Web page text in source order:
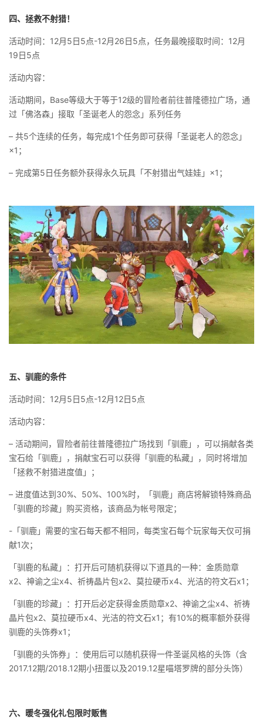
四、拯救不射猎！
活动时间：12月5日5点-12月26日5点，任务最晚接取时间：12月
19日5点
活动内容：
活动期间，Base等级大于等于12级的冒险者前往普隆德拉广场，通
过「佛洛森」接取「圣诞老人的怨念」系列任务
– 共5个连续的任务，每完成1个任务即可获得「圣诞老人的怨念」
×1；
– 完成第5日任务额外获得永久玩具「不射猎出气娃娃」×1；
五、驯鹿的条件
活动时间：12月5日5点-12月12日5点
活动内容：
– 活动期间，冒险者前往普隆德拉广场找到「驯鹿」，可以捐献各类
宝石给「驯鹿」，捐献宝石可以获得「驯鹿的私藏」，同时将增加
「拯救不射猎进度值」；
– 进度值达到30%、50%、100%时，「驯鹿」商店将解锁特殊商品
「驯鹿的珍藏」购买资格，该商品为帐号限定；
-「驯鹿」需要的宝石每天都不相同，每类宝石每个玩家每天仅可捐
献1次；
「驯鹿的私藏」：打开后可随机获得以下道具的一种：金质勋章
x2、神谕之尘x4、祈祷晶片包x2、莫拉硬币x4、光洁的符文石x1；
「驯鹿的珍藏」：打开后必定获得金质勋章x2、神谕之尘x4、祈祷
晶片包x2、莫拉硬币x4、光洁的符文石x1；有10%的概率额外获得
驯鹿的头饰券x1；
「驯鹿的头饰券」：使用后可以随机获得一件圣诞风格的头饰（含
2017.12期/2018.12期小扭蛋以及2019.12星喵塔罗牌的部分头饰）
六、暖冬强化礼包限时贩售